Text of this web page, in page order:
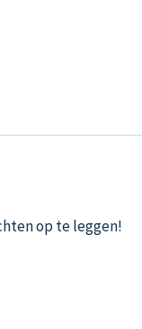
op te leggen!